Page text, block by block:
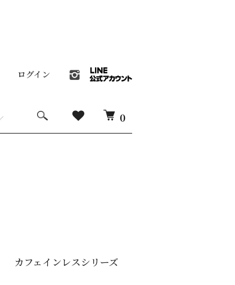
0
ログイン
カフェインレスシリーズ